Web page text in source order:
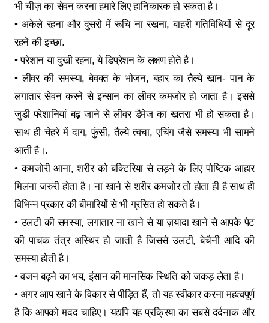
भी चीज़ का सेवन करना हमारे लिए हानिकारक हो सकता है।
• अकेले रहना और दुसरो में रूचि ना रखना, बाहरी गतिविधियों से दूर
रहने की इच्छा.
• परेशान या दुखी रहना, ये डिप्रेशन के लक्षण होते है।
• लीवर की समस्या, बेवक्त के भोजन, बहार का तैल्ये खान- पान के
लगातार सेवन करने से इन्सान का लीवर कमजोर हो जाता है। इससे
जुडी परेशानियां बढ़ जाने से लीवर डैमेज का खतरा भी हो सकता है।
साथ ही चेहरे में दाग, फुंसी, तैल्ये त्वचा, एचिंग जैसे समस्या भी सामने
आती है।.
• कमजोरी आना, शरीर को बक्टिरिया से लड़ने के लिए पोष्टिक आहार
मिलना जरुरी होता है। ना खाने से शरीर कमजोर तो होता ही है साथ ही
विभिन्न प्रकार की बीमारियों से भी ग्रसित हो सकते है।
• उलटी की समस्या, लगातार ना खाने से या ज़यादा खाने से आपके पेट
की पाचक तंत्र अस्थिर हो जाती है जिससे उलटी, बेचैनी आदि की
समस्या होती है।
• वजन बढ़ने का भय, इंसान की मानसिक स्थिति को जकड़ लेता है।
• अगर आप खाने के विकार से पीड़ित हैं, तो यह स्वीकार करना महत्वपूर्ण
है कि आपको मदद चाहिए। यद्यपि यह प्रक्रिया का सबसे दर्दनाक और